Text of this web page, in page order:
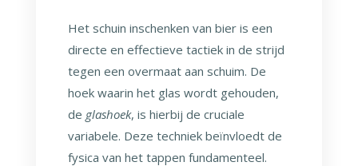
Het schuin inschenken van bier is een
directe en effectieve tactiek in de strijd
tegen een overmaat aan schuim. De
hoek waarin het glas wordt gehouden,
de glashoek, is hierbij de cruciale
variabele. Deze techniek beïnvloedt de
fysica van het tappen fundamenteel.